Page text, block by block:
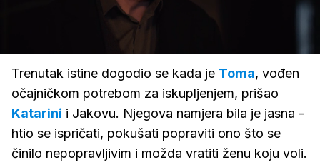
zvuk
Trenutak istine dogodio se kada je Toma, vođen
očajničkom potrebom za iskupljenjem, prišao
Katarini i Jakovu. Njegova namjera bila je jasna -
htio se ispričati, pokušati popraviti ono što se
činilo nepopravljivim i možda vratiti ženu koju voli.